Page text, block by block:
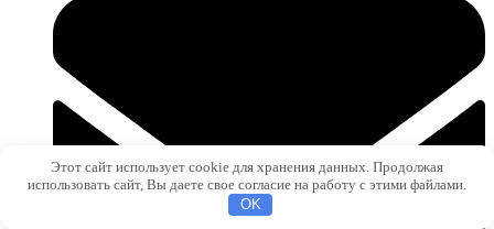
Этот сайт использует cookie для хранения данных. Продолжая
использовать сайт, Вы даете свое согласие на работу с этими файлами.
OK